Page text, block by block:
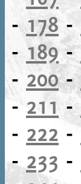
-178 -
- 189-
- 200-
- 211 -
- 222 -
- 233 -